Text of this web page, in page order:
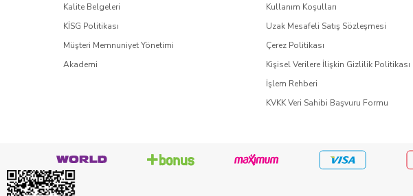
Kalite Belgeleri
KİSG Politikası
Müşteri Memnuniyet Yönetimi
Akademi
Kullanım Koşulları
Uzak Mesafeli Satış Sözleşmesi
Çerez Politikası
Kişisel Verilere İlişkin Gizlilik Politikası
İşlem Rehberi
KVKK Veri Sahibi Başvuru Formu